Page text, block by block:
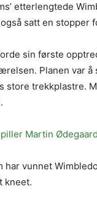
etterlengtede
satt en stopper
sin første
Planen var å
store trekkplastre.
Martin
har vunnet
kneet.